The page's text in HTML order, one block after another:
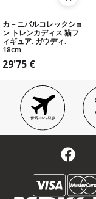
カ－ニバルコレックショ
ン トレンカディス 猫フ
ィギュア. ガウディ.
18cm
29'75 €
世界中へ発送